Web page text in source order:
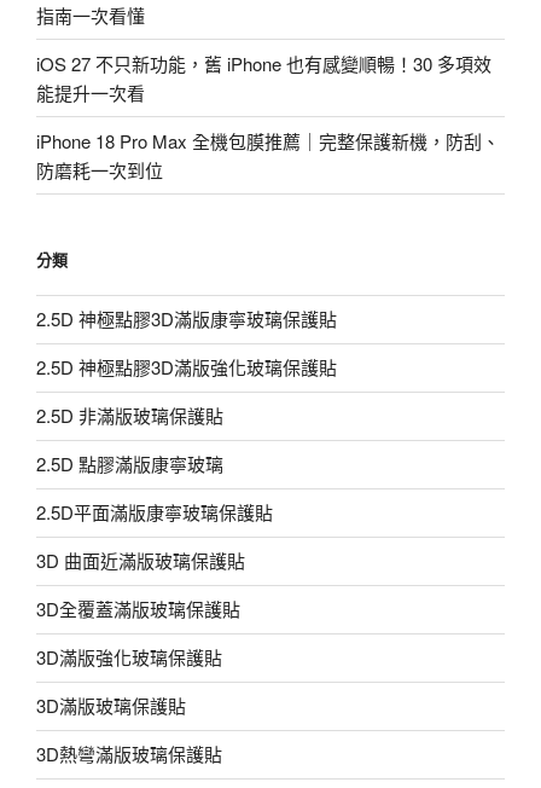
指南一次看懂
iOS 27 不只新功能，舊 iPhone 也有感變順暢！30 多項效
能提升一次看
iPhone 18 Pro Max 全機包膜推薦｜完整保護新機，防刮、
防磨耗一次到位
分類
2.5D 神極點膠3D滿版康寧玻璃保護貼
2.5D 神極點膠3D滿版強化玻璃保護貼
2.5D 非滿版玻璃保護貼
2.5D 點膠滿版康寧玻璃
2.5D平面滿版康寧玻璃保護貼
3D 曲面近滿版玻璃保護貼
3D全覆蓋滿版玻璃保護貼
3D滿版強化玻璃保護貼
3D滿版玻璃保護貼
3D熱彎滿版玻璃保護貼